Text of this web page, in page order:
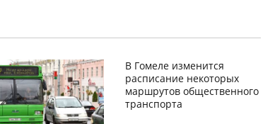
В Гомеле изменится
расписание некоторых
маршрутов общественного
транспорта